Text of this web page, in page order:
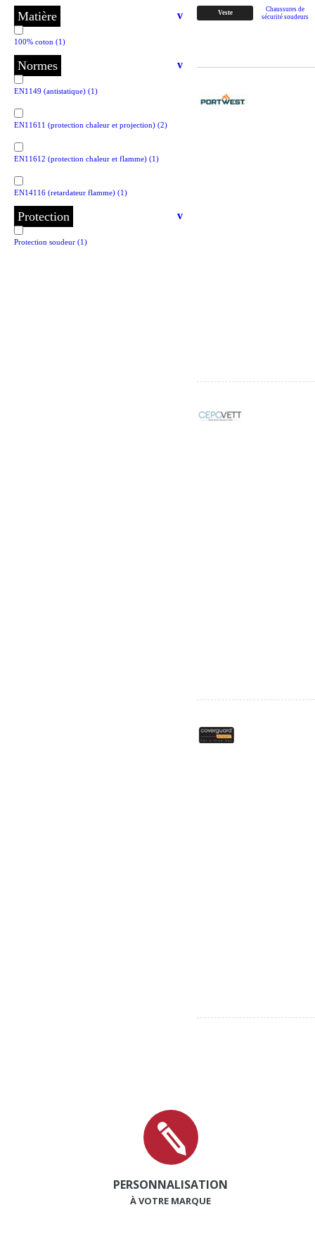
Veste
Chaussures de
sécurité soudeurs
Matière v
100% coton (1)
Normes v
EN1149 (antistatique) (1)
EN11611 (protection chaleur et projection) (2)
EN11612 (protection chaleur et flamme) (1)
EN14116 (retardateur flamme) (1)
Protection v
Protection soudeur (1)
PERSONNALISATION
À VOTRE MARQUE